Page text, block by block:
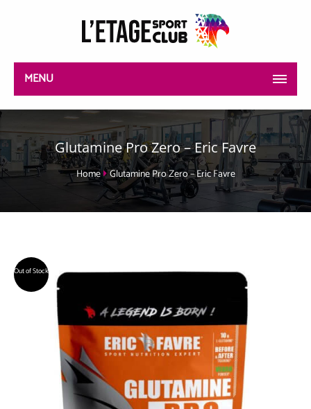
MENU
Glutamine Pro Zero – Eric Favre
Home Glutamine Pro Zero – Eric Favre
Out of Stock